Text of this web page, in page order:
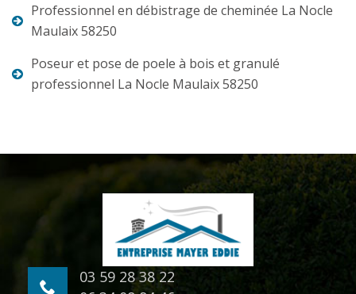
Professionnel en débistrage de cheminée La Nocle
Maulaix 58250
Poseur et pose de poele à bois et granulé
professionnel La Nocle Maulaix 58250
03 59 28 38 22